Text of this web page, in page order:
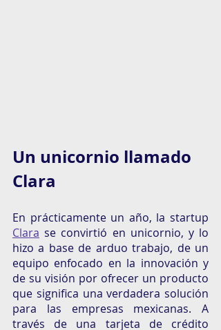
Un unicornio llamado
Clara
Clara se convirtió en unicornio, y lo
hizo a base de arduo trabajo, de un
equipo enfocado en la innovación y
de su visión por ofrecer un producto
que significa una verdadera solución
para las empresas mexicanas. A
través de una tarjeta de crédito